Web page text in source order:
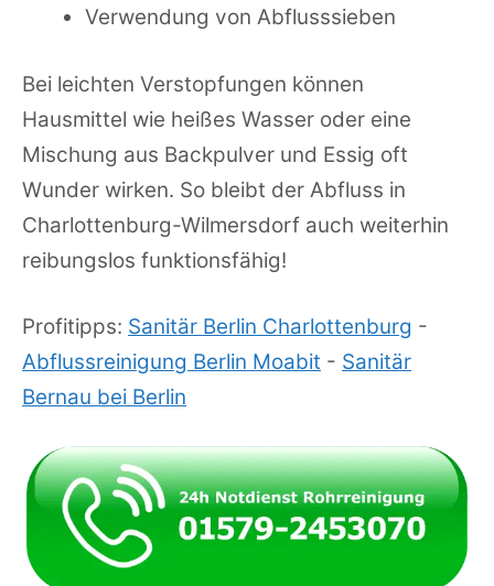
Verwendung von Abflusssieben
Bei leichten Verstopfungen können
Hausmittel wie heißes Wasser oder eine
Mischung aus Backpulver und Essig oft
Wunder wirken. So bleibt der Abfluss in
Charlottenburg-Wilmersdorf auch weiterhin
reibungslos funktionsfähig!
Profitipps: Sanitär Berlin Charlottenburg -
Abflussreinigung Berlin Moabit - Sanitär
Bernau bei Berlin